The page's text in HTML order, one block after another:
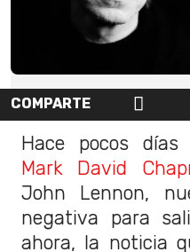
COMPARTE
Hace pocos
Mark David
John Lennon,
negativa para
ahora, la noticia